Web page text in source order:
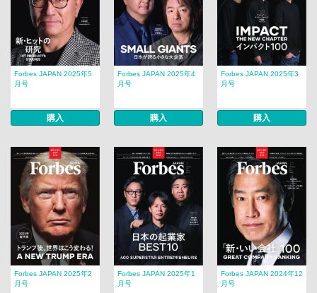
Forbes JAPAN 2025年5
月号
購入
Forbes JAPAN 2025年4
月号
購入
Forbes JAPAN 2025年3
月号
購入
Forbes JAPAN 2025年2
月号
Forbes JAPAN 2025年1
月号
Forbes JAPAN 2024年12
月号